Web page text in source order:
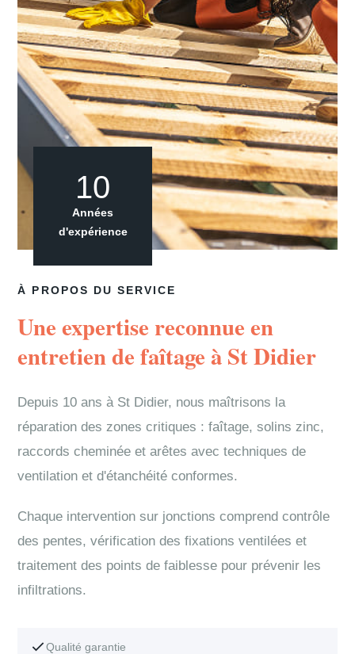
À PROPOS DU SERVICE
Une expertise reconnue en
entretien de faîtage à St Didier
Depuis 10 ans à St Didier, nous maîtrisons la
réparation des zones critiques : faîtage, solins zinc,
raccords cheminée et arêtes avec techniques de
ventilation et d'étanchéité conformes.
Chaque intervention sur jonctions comprend contrôle
des pentes, vérification des fixations ventilées et
traitement des points de faiblesse pour prévenir les
infiltrations.
Qualité garantie
10
Années
d'expérience